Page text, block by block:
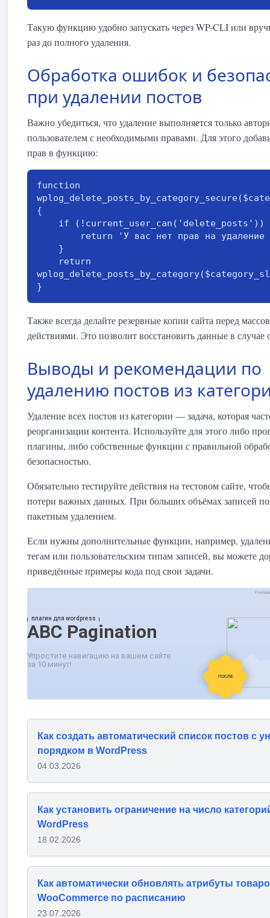
Такую функцию удобно запускать через WP-CLI или
раз до полного удаления.
Обработка ошибок и
при удалении постов
Важно убедиться, что удаление выполняется только
пользователем с необходимыми правами. Для этого
прав в функцию:
function
{
}
Также всегда делайте резервные копии сайта перед
действиями. Это позволит восстановить данные в
Выводы и рекомендации по
удалению постов из
Удаление всех постов из категории — задача, которая
реорганизации контента. Используйте для этого либо
плагины, либо собственные функции с правильной
безопасностью.
Обязательно тестируйте действия на тестовом сайте,
потери важных данных. При больших объёмах записей
пакетным удалением.
Если нужны дополнительные функции, например,
тегам или пользовательским типам записей, вы можете
приведённые примеры кода под свои задачи.
Как создать автоматический список постов с
порядком в WordPress
04.03.2026
Как установить ограничение на число
WordPress
18.02.2026
Как автоматически обновлять атрибуты
WooCommerce по расписанию
23.07.2026